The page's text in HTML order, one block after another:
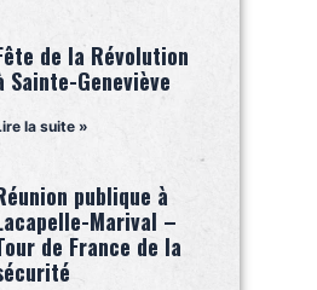
de la Révolution
Sainte-Geneviève
la suite »
publique à
Marival –
de France de la